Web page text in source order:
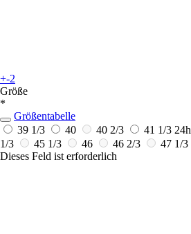
+-2
Größe
*
Größentabelle
39 1/3
40 40 2/3 41 1/3 24h
1/3
45 1/3 46 46 2/3 47 1/3
Dieses Feld ist erforderlich